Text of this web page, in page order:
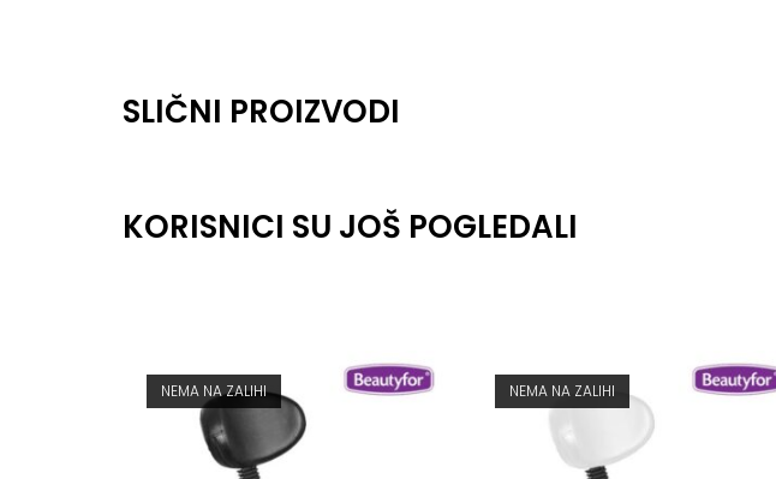
SLIČNI PROIZVODI
KORISNICI SU JOŠ POGLEDALI
NEMA NA ZALIHI NEMA NA ZALIHI